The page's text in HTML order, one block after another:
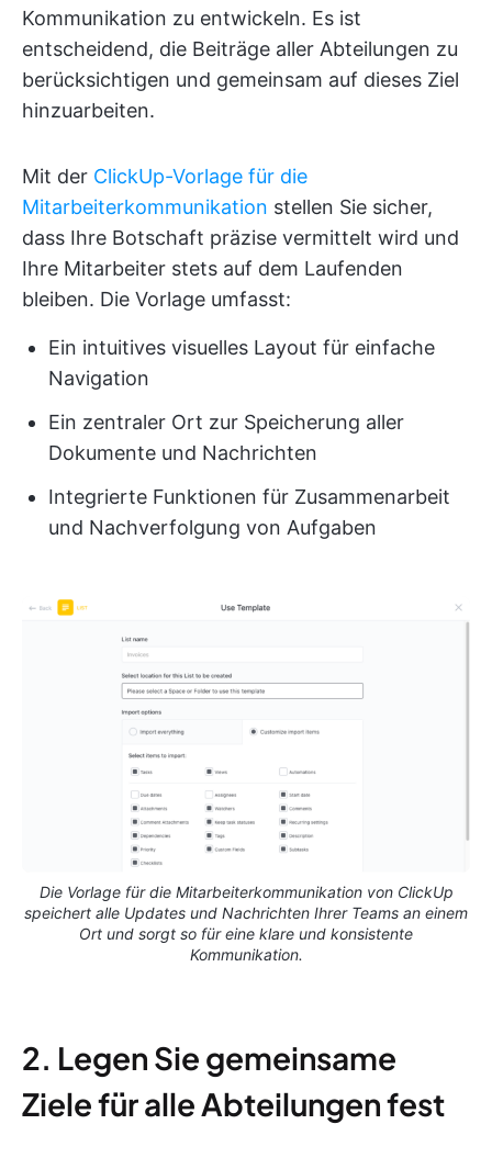
Kommunikation zu entwickeln. Es ist
entscheidend, die Beiträge aller Abteilungen zu
berücksichtigen und gemeinsam auf dieses Ziel
hinzuarbeiten.
Mit der ClickUp-Vorlage für die
Mitarbeiterkommunikation stellen Sie sicher,
dass Ihre Botschaft präzise vermittelt wird und
Ihre Mitarbeiter stets auf dem Laufenden
bleiben. Die Vorlage umfasst:
Ein intuitives visuelles Layout für einfache
Navigation
Ein zentraler Ort zur Speicherung aller
Dokumente und Nachrichten
Integrierte Funktionen für Zusammenarbeit
und Nachverfolgung von Aufgaben
Die Vorlage für die Mitarbeiterkommunikation von ClickUp
speichert alle Updates und Nachrichten Ihrer Teams an einem
Ort und sorgt so für eine klare und konsistente
Kommunikation.
2. Legen Sie gemeinsame
Ziele für alle Abteilungen fest